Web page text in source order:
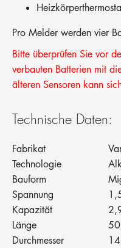
Pro Melder werden vier
Bitte überprüfen Sie vor
verbauten Batterien mit
älteren Sensoren kann
Technische Daten:
Fabrikat
Technologie
Bauform
Spannung
Kapazität
Länge
Durchmesser